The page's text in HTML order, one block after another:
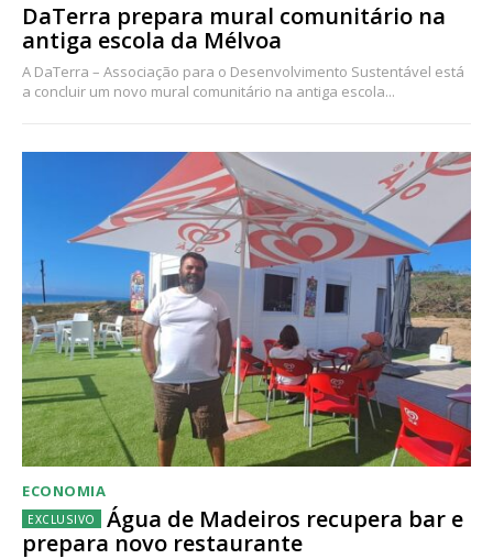
DaTerra prepara mural comunitário na
antiga escola da Mélvoa
A DaTerra – Associação para o Desenvolvimento Sustentável está
a concluir um novo mural comunitário na antiga escola...
ECONOMIA
Água de Madeiros recupera bar e
prepara novo restaurante